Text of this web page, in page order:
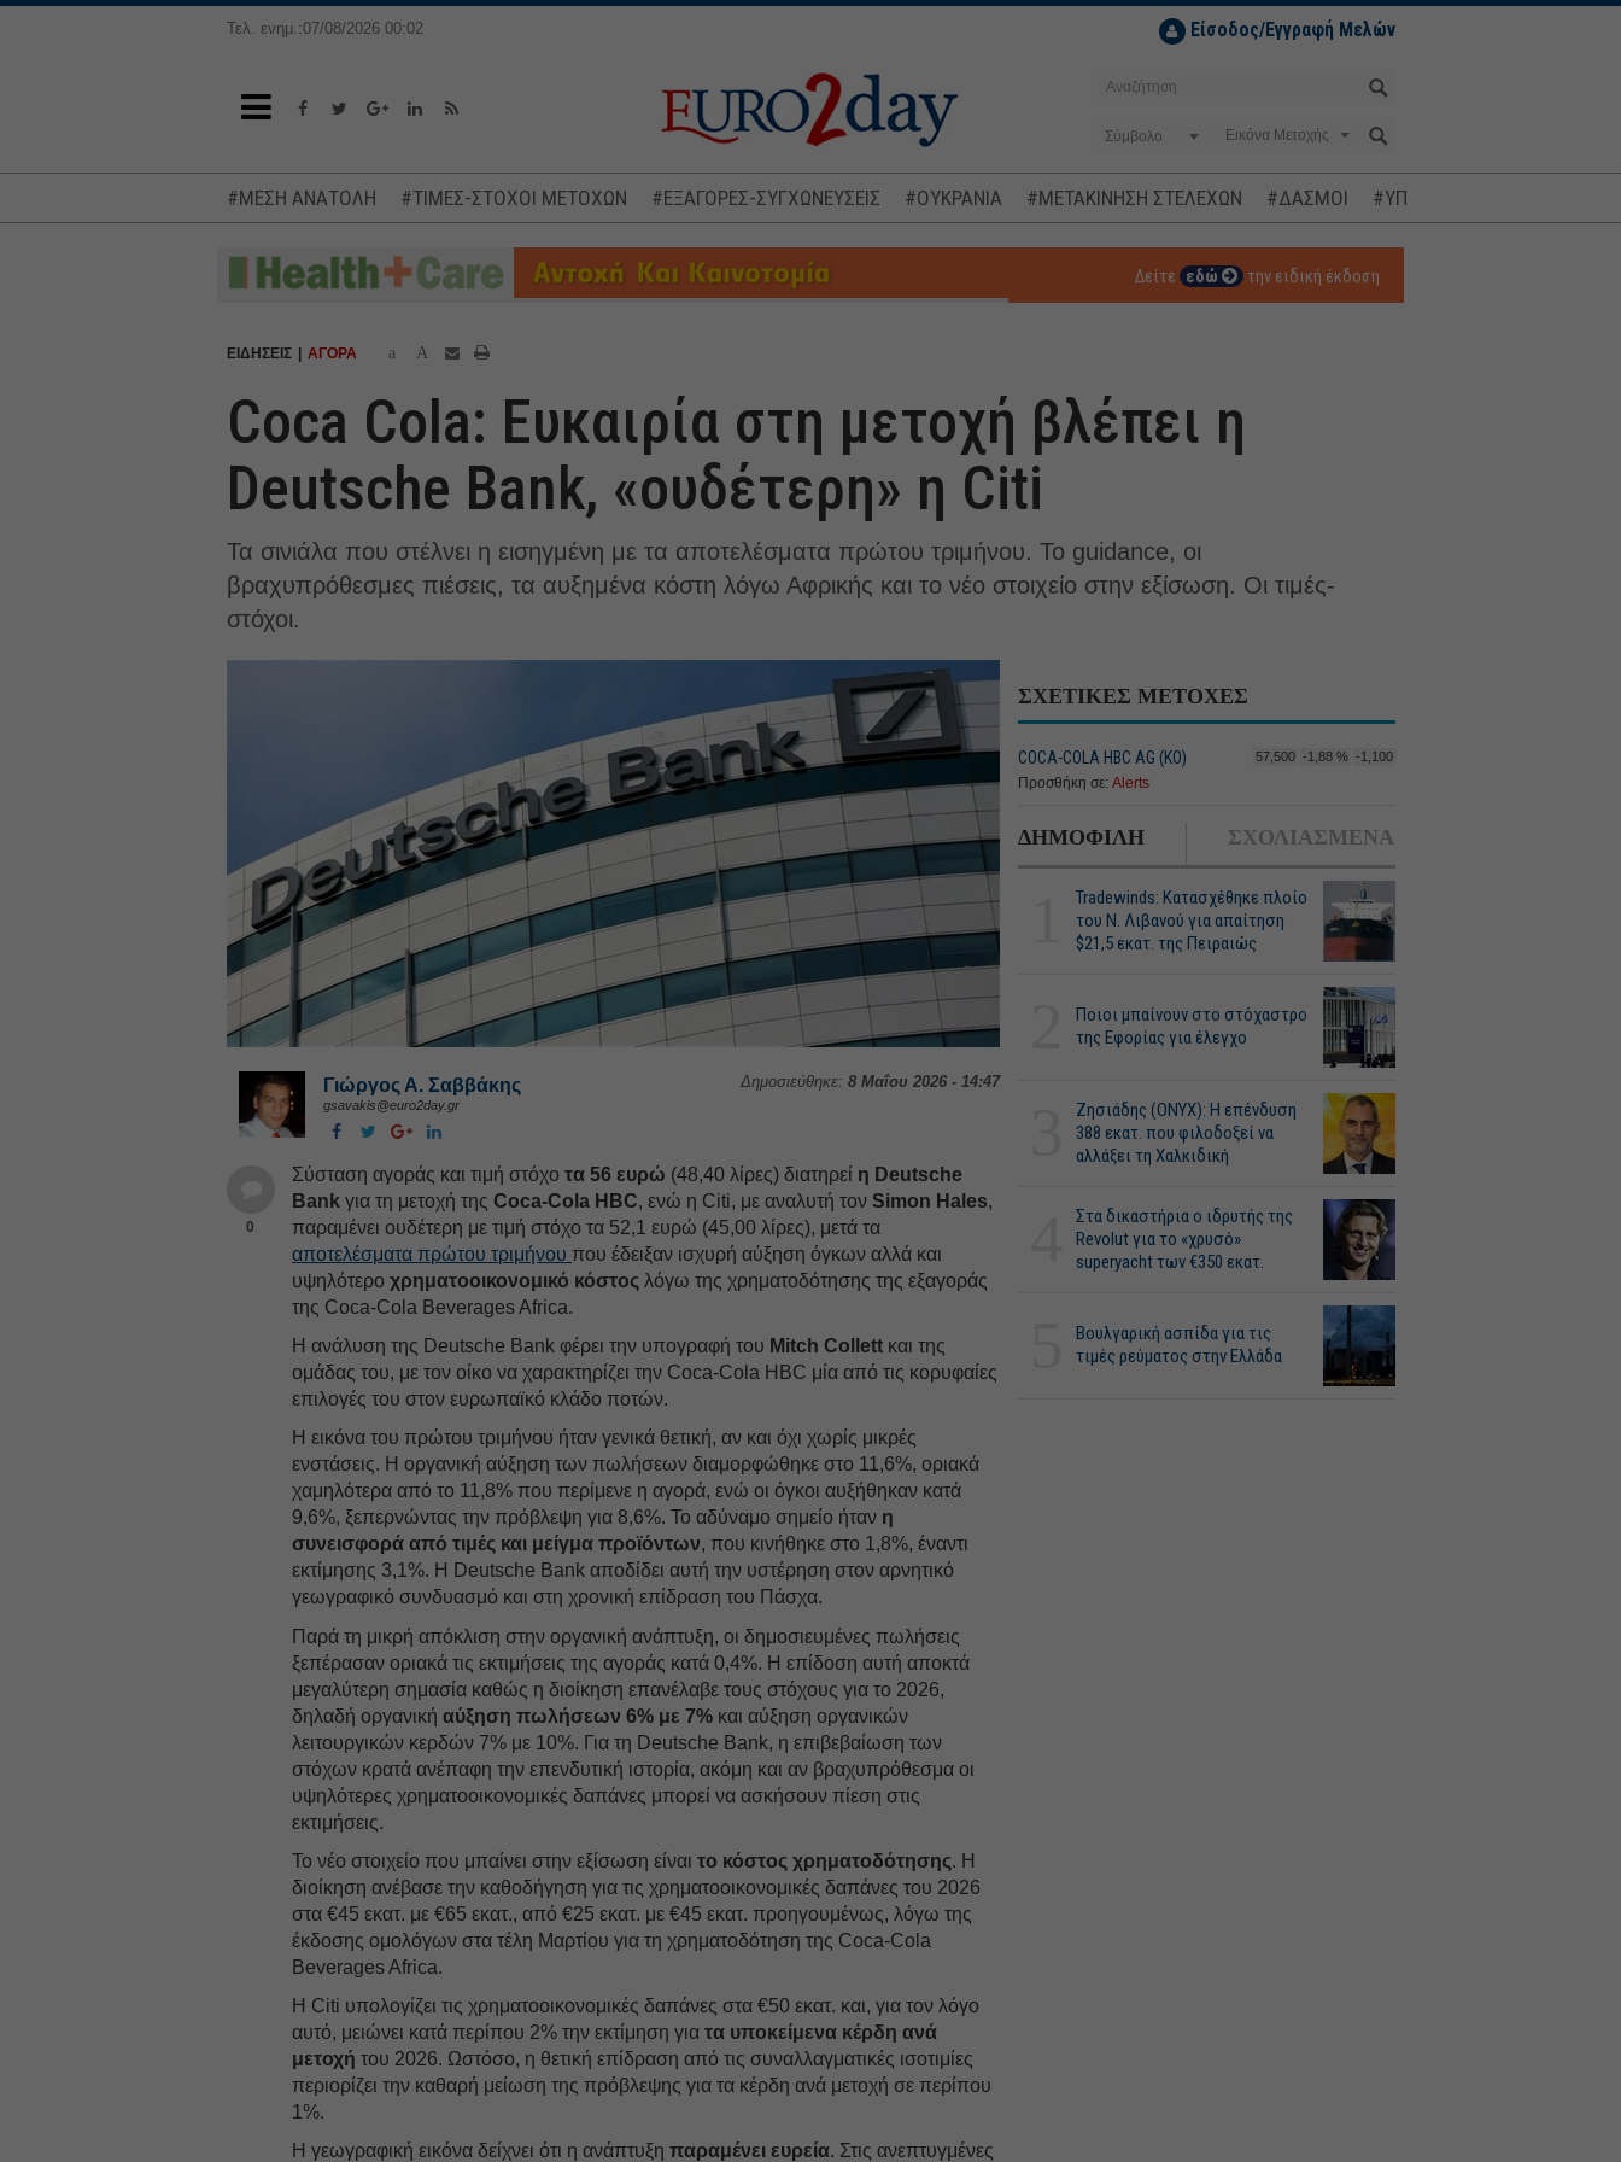
Τελ. ενημ.:07/08/2026 00:02 Είσοδος/Εγγραφή Μελών
Σύμβολο
#ΜΕΣΗ ΑΝΑΤΟΛΗ #ΤΙΜΕΣ-ΣΤΟΧΟΙ ΜΕΤΟΧΩΝ #ΕΞΑΓΟΡΕΣ-ΣΥΓΧΩΝΕΥΣΕΙΣ #ΟΥΚΡΑΝΙΑ #ΜΕΤΑΚΙΝΗΣΗ ΣΤΕΛΕΧΩΝ #ΔΑΣΜΟΙ #ΥΠΟΚΛΟΠΕΣ
Δείτε εδώ την ειδική έκδοση
ΕΙΔΗΣΕΙΣ ΑΓΟΡΑ a A
Coca Cola: Ευκαιρία στη μετοχή βλέπει η
Deutsche Bank, «ουδέτερη» η Citi
Τα σινιάλα που στέλνει η εισηγμένη με τα αποτελέσματα πρώτου τριμήνου. Το guidance, οι
βραχυπρόθεσμες πιέσεις, τα αυξημένα κόστη λόγω Αφρικής και το νέο στοιχείο στην εξίσωση. Οι τιμές-
στόχοι.
Δημοσιεύθηκε: 8 Μαΐου 2026 - 14:47
Γιώργος Α. Σαββάκης
gsavakis@euro2day.gr
0
Σύσταση αγοράς και τιμή στόχοτα 56 ευρώ (48,40 λίρες) διατηρεί η Deutsche
Bank για τη μετοχή τηςCoca-Cola HBC, ενώ η Citi, με αναλυτή τον Simon Hales,
παραμένει ουδέτερη με τιμή στόχο τα 52,1 ευρώ (45,00 λίρες), μετά τα
αποτελέσματα πρώτου τριμήνουπου έδειξαν ισχυρή αύξηση όγκων αλλά και
υψηλότεροχρηματοοικονομικό κόστος λόγω της χρηματοδότησης της εξαγοράς
της Coca-Cola Beverages Africa.
Η ανάλυση της Deutsche Bank φέρει την υπογραφή του Mitch Collett και της
ομάδας του, με τον οίκο να χαρακτηρίζει την Coca-Cola HBC μία από τις κορυφαίες
επιλογές του στον ευρωπαϊκό κλάδο ποτών.
Η εικόνα του πρώτου τριμήνου ήταν γενικά θετική, αν και όχι χωρίς μικρές
ενστάσεις. Η οργανική αύξηση των πωλήσεων διαμορφώθηκε στο 11,6%, οριακά
χαμηλότερα από το 11,8% που περίμενε η αγορά, ενώ οι όγκοι αυξήθηκαν κατά
9,6%, ξεπερνώντας την πρόβλεψη για 8,6%. Το αδύναμο σημείο ήταν η
συνεισφορά από τιμές και μείγμα προϊόντων, που κινήθηκε στο 1,8%, έναντι
εκτίμησης 3,1%. Η Deutsche Bank αποδίδει αυτή την υστέρηση στον αρνητικό
γεωγραφικό συνδυασμό και στη χρονική επίδραση του Πάσχα.
Παρά τη μικρή απόκλιση στην οργανική ανάπτυξη, οι δημοσιευμένες πωλήσεις
ξεπέρασαν οριακά τις εκτιμήσεις της αγοράς κατά 0,4%. Η επίδοση αυτή αποκτά
μεγαλύτερη σημασία καθώς η διοίκηση επανέλαβε τους στόχους για το 2026,
δηλαδή οργανικήαύξηση πωλήσεων 6% με 7% και αύξηση οργανικών
λειτουργικών κερδών 7% με 10%. Για τη Deutsche Bank, η επιβεβαίωση των
στόχων κρατά ανέπαφη την επενδυτική ιστορία, ακόμη και αν βραχυπρόθεσμα οι
υψηλότερες χρηματοοικονομικές δαπάνες μπορεί να ασκήσουν πίεση στις
εκτιμήσεις.
Το νέο στοιχείο που μπαίνει στην εξίσωση είναιτο κόστος χρηματοδότησης. Η
διοίκηση ανέβασε την καθοδήγηση για τις χρηματοοικονομικές δαπάνες του 2026
στα €45 εκατ. με €65 εκατ., από €25 εκατ. με €45 εκατ. προηγουμένως, λόγω της
έκδοσης ομολόγων στα τέλη Μαρτίου για τη χρηματοδότηση της Coca-Cola
Beverages Africa.
Η Citi υπολογίζει τις χρηματοοικονομικές δαπάνες στα €50 εκατ. και, για τον λόγο
αυτό, μειώνει κατά περίπου 2% την εκτίμηση γιατα υποκείμενα κέρδη ανά
μετοχή του 2026. Ωστόσο, η θετική επίδραση από τις συναλλαγματικές ισοτιμίες
περιορίζει την καθαρή μείωση της πρόβλεψης για τα κέρδη ανά μετοχή σε περίπου
1%.
Η γεωγραφική εικόνα δείχνει ότι η ανάπτυξηπαραμένει ευρεία. Στις ανεπτυγμένες
ΣΧΕΤΙΚΕΣ ΜΕΤΟΧΕΣ
COCA-COLA HBC AG (ΚΟ) 57,500 -1,88 % -1,100
Προσθήκη σε: Alerts
ΔΗΜΟΦΙΛΗ ΣΧΟΛΙΑΣΜΕΝΑ
Tradewinds: Κατασχέθηκε πλοίο
του Ν. Λιβανού για απαίτηση
$21,5 εκατ. της Πειραιώς
Ποιοι μπαίνουν στο στόχαστρο
της Εφορίας για έλεγχο
Ζησιάδης (ONYX): Η επένδυση
388 εκατ. που φιλοδοξεί να
αλλάξει τη Χαλκιδική
Στα δικαστήρια ο ιδρυτής της
Revolut για το «χρυσό»
superyacht των €350 εκατ.
Βουλγαρική ασπίδα για τις
τιμές ρεύματος στην Ελλάδα